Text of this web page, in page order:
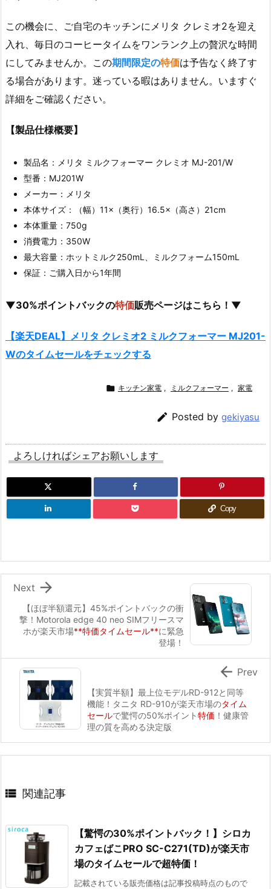
この機会に、ご自宅のキッチンにメリタ クレミオ2を迎え
入れ、毎日のコーヒータイムをワンランク上の贅沢な時間
にしてみませんか。この期間限定の特価は予告なく終了す
る場合があります。迷っている暇はありません。いますぐ
詳細をご確認ください。
【製品仕様概要】
製品名：メリタ ミルクフォーマー クレミオ MJ-201/W
型番：MJ201W
メーカー：メリタ
本体サイズ：（幅）11×（奥行）16.5×（高さ）21cm
本体重量：750g
消費電力：350W
最大容量：ホットミルク250mL、ミルクフォーム150mL
保証：ご購入日から1年間
▼30%ポイントバックの特価販売ページはこちら！▼
【楽天DEAL】メリタ クレミオ2 ミルクフォーマー MJ201-
Wのタイムセールをチェックする
 キッチン家電 , ミルクフォーマー , 家電
 Posted by gekiyasu
よろしければシェアお願いします
Copy
【ほぼ半額還元】45%ポイントバックの衝
撃！Motorola edge 40 neo SIMフリースマ
ホが楽天市場**特価タイムセール**に緊急
登場！

Next
【実質半額】最上位モデルRD-912と同等
機能！タニタ RD-910が楽天市場のタイム
セールで驚愕の50%ポイント特価 ！健康管
理の質を高める決定版
 Prev
 関連記事
【驚愕の30%ポイントバック！】シロカ
カフェばこPRO SC-C271(TD)が楽天市
場のタイムセールで超特価！
記載されている販売価格は記事投稿時点のもので